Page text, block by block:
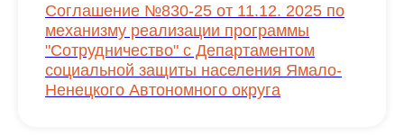
Соглашение №830-25 от 11.12. 2025 по
механизму реализации программы
"Сотрудничество" с Департаментом
социальной защиты населения Ямало-
Ненецкого Автономного округа